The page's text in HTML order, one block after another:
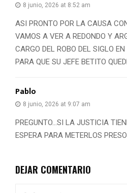
8 junio, 2026 at 8:52 am
ASI PRONTO POR LA CAUSA
VAMOS A VER A REDONDO Y
CARGO DEL ROBO DEL SIGLO
PARA QUE SU JEFE BETITO
Pablo
8 junio, 2026 at 9:07 am
PREGUNTO…SI LA JUSTICIA
ESPERA PARA METERLOS
DEJAR COMENTARIO